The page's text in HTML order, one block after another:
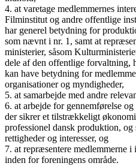
4. at varetage medlemmernes
Filminstitut og andre offentlige
har generel betydning for
som nævnt i nr. 1, samt at
ministerier, såsom
dele af den offentlige forvaltning,
kan have betydning for
organisationer og myndigheder,
5. at samarbejde med andre
6. at arbejde for gennemførelse
der sikrer et tilstrækkeligt
professionel dansk produktion, og
rettigheder og interesser, og
7. at repræsentere medlemmerne
inden for foreningens område.